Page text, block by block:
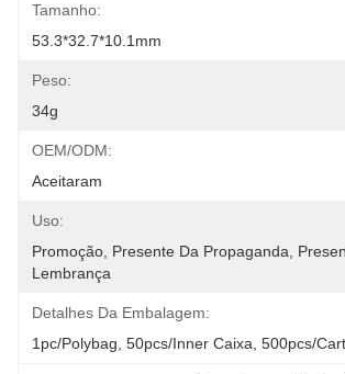
Tamanho:
53.3*32.7*10.1mm
Peso:
34g
OEM/ODM:
Aceitaram
Uso:
Promoção, Presente Da Propaganda,
Lembrança
Detalhes Da Embalagem:
1pc/polybag, 50pcs/inner Caixa, 500pcs/